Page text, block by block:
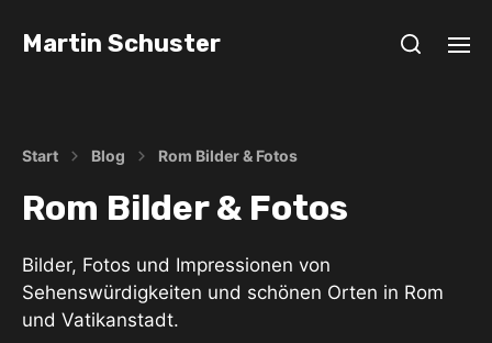
Martin Schuster
Start Blog Rom Bilder & Fotos
Rom Bilder & Fotos
Bilder, Fotos und Impressionen von
Sehenswürdigkeiten und schönen Orten in Rom
und Vatikanstadt.